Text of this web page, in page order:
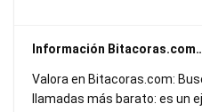
Información
Valora en Bitacoras.com:
llamadas más barato: es un